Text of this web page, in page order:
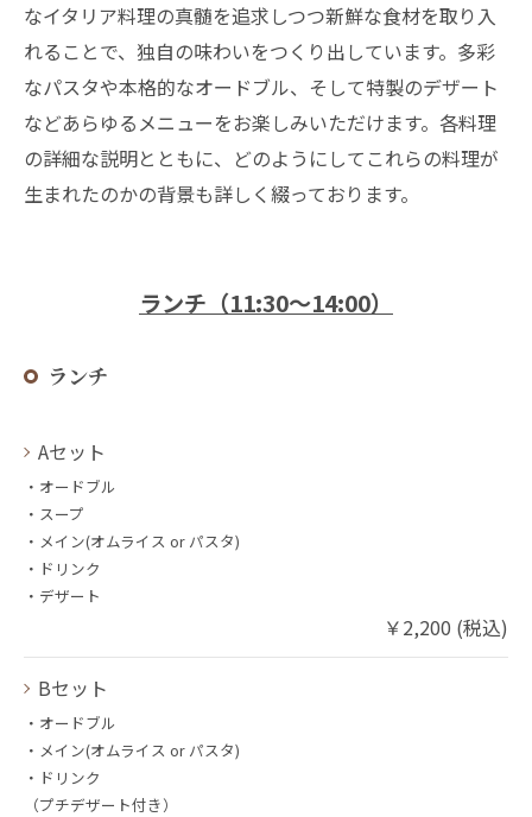
なイタリア料理の真髄を追求しつつ新鮮な食材を取り入
れることで、独自の味わいをつくり出しています。多彩
なパスタや本格的なオードブル、そして特製のデザート
などあらゆるメニューをお楽しみいただけます。各料理
の詳細な説明とともに、どのようにしてこれらの料理が
生まれたのかの背景も詳しく綴っております。
ランチ（11:30～14:00）
ランチ
Aセット
・オードブル
・スープ
・メイン(オムライス or パスタ)
・ドリンク
・デザート
￥2,200 (税込)
Bセット
・オードブル
・メイン(オムライス or パスタ)
・ドリンク
（プチデザート付き）